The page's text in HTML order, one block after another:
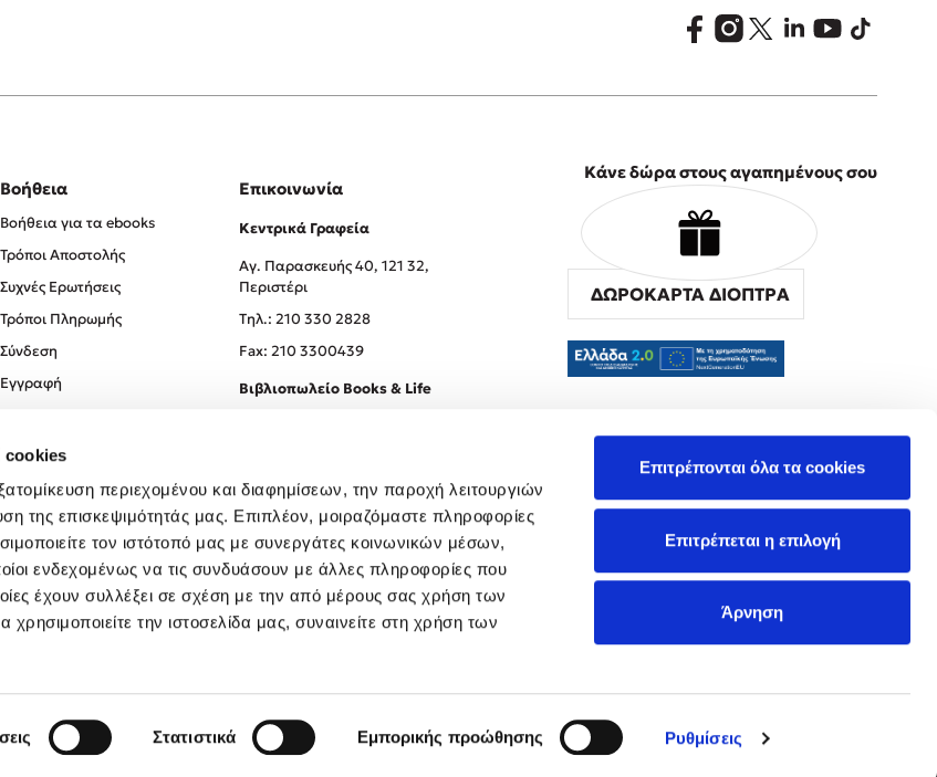
cookies
περιεχομένου και διαφημίσεων, την παροχή λειτουργιών
της επισκεψιμότητάς μας. Επιπλέον, μοιραζόμαστε πληροφορίες
τον ιστότοπό μας με συνεργάτες κοινωνικών μέσων,
ενδεχομένως να τις συνδυάσουν με άλλες πληροφορίες που
έχουν συλλέξει σε σχέση με την από μέρους σας χρήση των
την ιστοσελίδα μας, συναινείτε στη χρήση των
Στατιστικά Εμπορικής προώθησης Ρυθμίσεις
Επιτρέπονται όλα τα cookies
Επιτρέπεται η επιλογή
Άρνηση
Βοήθεια
Βοήθεια για τα ebooks
Τρόποι Αποστολής
Συχνές Ερωτήσεις
Τρόποι Πληρωμής
Σύνδεση
Εγγραφή
Επικοινωνία
Κεντρικά Γραφεία
Αγ. Παρασκευής 40, 121 32,
Περιστέρι
Tηλ.: 210 330 2828
Fax: 210 3300439
Βιβλιοπωλείο Books & Life
Κάνε δώρα στους αγαπημένους σου
ΔΩΡΟΚΑΡΤΑ ΔΙΟΠΤΡΑ
Created by Powered by